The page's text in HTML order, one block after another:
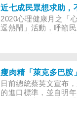
創把石碇跟坪林的南
外一點是所有的高速
是從早上七點提前至
外，還有哪些國道各
2020心理健康月之「
逗熱鬧」活動，呼籲
心理健康團體，包括
台北分事務所等共同
日前總統蔡英文宣布
的進口標準，並自明
全容許值、開放美國